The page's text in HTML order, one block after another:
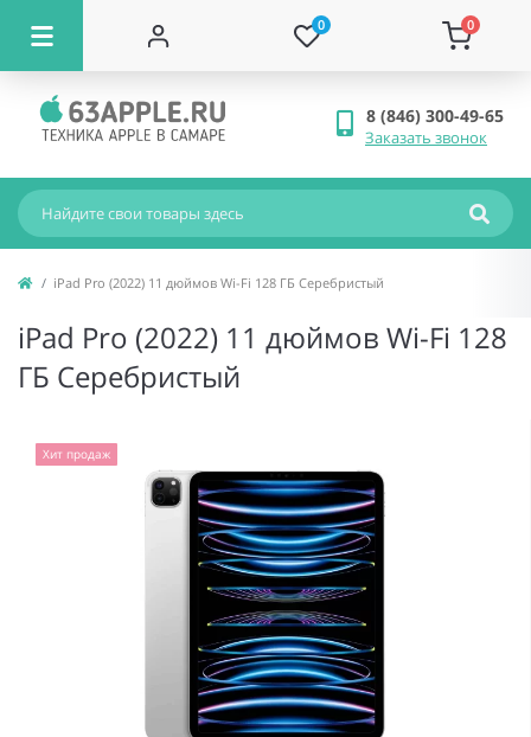
0 0
8 (846) 300-49-65
Заказать звонок
iPad Pro (2022) 11 дюймов Wi-Fi 128 ГБ Серебристый
iPad Pro (2022) 11 дюймов Wi-Fi 128
ГБ Серебристый
Хит продаж